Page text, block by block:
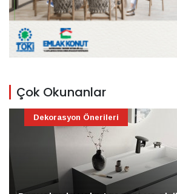
Çok Okunanlar
Dekorasyon Önerileri